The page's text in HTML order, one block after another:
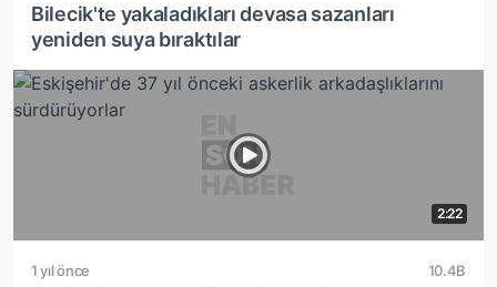
Bilecik'te yakaladıkları devasa sazanları
yeniden suya bıraktılar
2:22
1 yıl önce 10.4B